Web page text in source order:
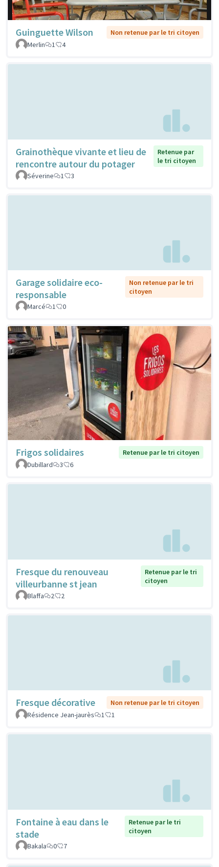
Guinguette Wilson
Non retenue par le tri citoyen
Merlin
1 4
Grainothèque vivante et lieu de
rencontre autour du potager
Retenue par
le tri citoyen
Séverine
1 3
Garage solidaire eco-
responsable
Non retenue par le tri
citoyen
Marcé
1 0
Frigos solidaires
Retenue par le tri citoyen
Dubillard
3 6
Fresque du renouveau
villeurbanne st jean
Retenue par le tri
citoyen
Blaffa
2 2
Fresque décorative
Non retenue par le tri citoyen
Résidence Jean-jaurès
1 1
Fontaine à eau dans le
stade
Retenue par le tri
citoyen
Bakala
0 7